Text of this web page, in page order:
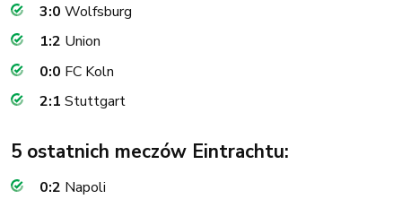
3:0 Wolfsburg
1:2 Union
0:0 FC Koln
2:1 Stuttgart
5 ostatnich meczów Eintrachtu:
0:2 Napoli